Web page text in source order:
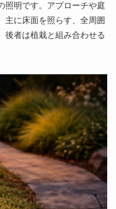
照明です。アプローチや庭
主に床面を照らす、全周囲
後者は植栽と組み合わせる